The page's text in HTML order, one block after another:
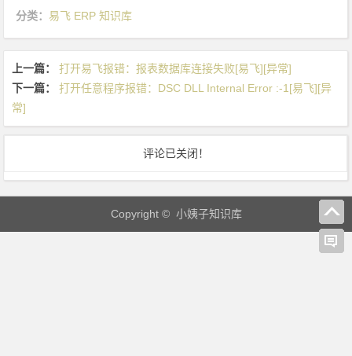
失
败
[易
[异
分类： 易飞 ERP 知识库
上一篇：
打开易飞报错：报表数据库连接失败[易飞][异常]
下一篇：
打开任意程序报错：DSC DLL Internal Error :-1[易飞][异
常]
评论已关闭！
Copyright © 小姨子知识库